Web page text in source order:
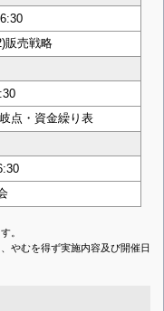
販売戦略
点・資金繰り表
。
やむを得ず実施内容及び開催日